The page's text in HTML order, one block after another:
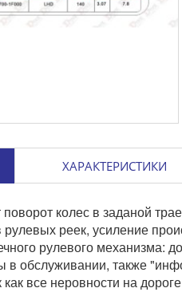
ХАРАКТЕРИСТИКИ
колес в заданой
реек, усиление
рулевого механизма:
обслуживании, также
все неровности на